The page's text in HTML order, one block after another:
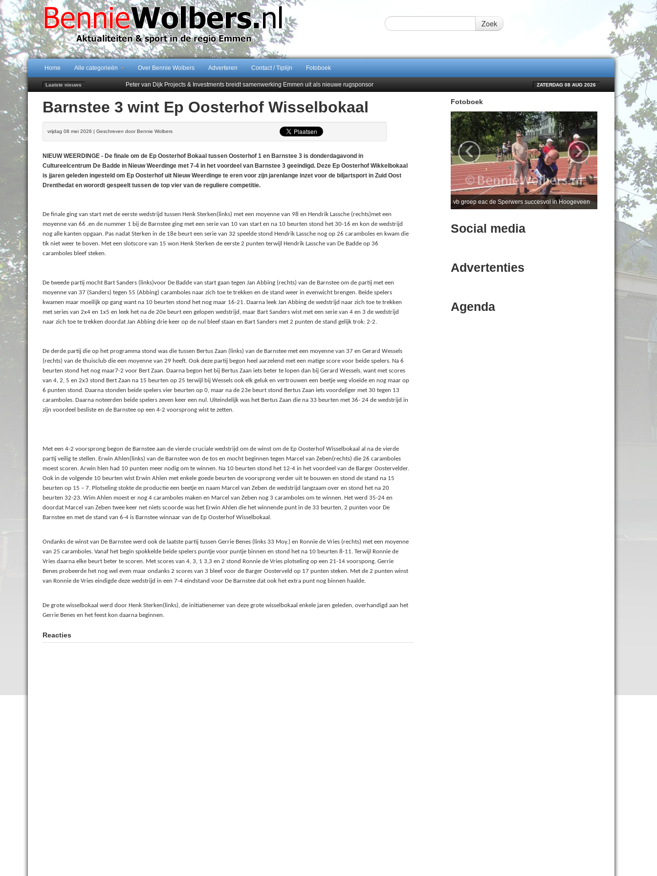
Zoek
Home Alle categorieën Over Bennie Wolbers Adverteren Contact / Tiplijn Fotoboek
Laatste nieuws
Peter van Dijk Projects & Investments breidt samenwerking Emmen uit als nieuwe rugsponsor
102 kaarsen voor eeuwling Mieke Sijbom-Maatje
Emmen wint op Open Dag overtuigend van Almere City
Treffer van Quispel bezorgt FC Emmen droomstart
ZATERDAG 08 AUG 2026
Barnstee 3 wint Ep Oosterhof Wisselbokaal
vrijdag 08 mei 2026 | Geschreven door Bennie Wolbers
NIEUW WEERDINGE - De finale om de Ep Oosterhof Bokaal tussen Oosterhof 1 en Barnstee 3 is donderdagavond in
Cultureelcentrum De Badde in Nieuw Weerdinge met 7-4 in het voordeel van Barnstee 3 geeindigd. Deze Ep Oosterhof Wikkelbokaal
is jjaren geleden ingesteld om Ep Oosterhof uit Nieuw Weerdinge te eren voor zijn jarenlange inzet voor de biljartsport in Zuid Oost
Drenthedat en worordt gespeelt tussen de top vier van de reguliere competitie.
De finale ging van start met de eerste wedstrijd tussen Henk Sterken(links) met een moyenne van 98 en Hendrik Lassche (rechts)met een
moyenne van 66 .en de nummer 1 bij de Barnstee ging met een serie van 10 van start en na 10 beurten stond het 30-16 en kon de wedstrijd
nog alle kanten opgaan. Pas nadat Sterken in de 18e beurt een serie van 32 speelde stond Hendrik Lassche nog op 26 caramboles en kwam die
tik niet weer te boven. Met een slotscore van 15 won Henk Sterken de eerste 2 punten terwijl Hendrik Lassche van De Badde op 36
caramboles bleef steken.
De tweede partij mocht Bart Sanders (links)voor De Badde van start gaan tegen Jan Abbing (rechts) van de Barnstee om de partij met een
moyenne van 37 (Sanders) tegen 55 (Abbing) caramboles naar zich toe te trekken en de stand weer in evenwicht brengen. Beide spelers
kwamen maar moeilijk op gang want na 10 beurten stond het nog maar 16-21. Daarna leek Jan Abbing de wedstrijd naar zich toe te trekken
met series van 2x4 en 1x5 en leek het na de 20e beurt een gelopen wedstrijd, maar Bart Sanders wist met een serie van 4 en 3 de wedstrijd
naar zich toe te trekken doordat Jan Abbing drie keer op de nul bleef staan en Bart Sanders met 2 punten de stand gelijk trok: 2-2.
De derde partij die op het programma stond was die tussen Bertus Zaan (links) van de Barnstee met een moyenne van 37 en Gerard Wessels
(rechts) van de thuisclub die een moyenne van 29 heeft. Ook deze partij begon heel aarzelend met een matige score voor beide spelers. Na 6
beurten stond het nog maar7-2 voor Bert Zaan. Daarna begon het bij Bertus Zaan iets beter te lopen dan bij Gerard Wessels, want met scores
van 4, 2, 5 en 2x3 stond Bert Zaan na 15 beurten op 25 terwijl bij Wessels ook elk geluk en vertrouwen een beetje weg vloeide en nog maar op
6 punten stond. Daarna stonden beide spelers vier beurten op 0, maar na de 23e beurt stond Bertus Zaan iets voordeliger met 30 tegen 13
caramboles. Daarna noteerden beide spelers zeven keer een nul. Uiteindelijk was het Bertus Zaan die na 33 beurten met 36- 24 de wedstrijd in
zijn voordeel besliste en de Barnstee op een 4-2 voorsprong wist te zetten.
Met een 4-2 voorsprong begon de Barnstee aan de vierde cruciale wedstrijd om de winst om de Ep Oosterhof Wisselbokaal al na de vierde
partij veilig te stellen. Erwin Ahlen(links) van de Barnstee won de tos en mocht beginnen tegen Marcel van Zeben(rechts) die 26 caramboles
moest scoren. Arwin hlen had 10 punten meer nodig om te winnen. Na 10 beurten stond het 12-4 in het voordeel van de Barger Oostervelder.
Ook in de volgende 10 beurten wist Erwin Ahlen met enkele goede beurten de voorsprong verder uit te bouwen en stond de stand na 15
beurten op 15 – 7. Plotseling stokte de productie een beetje en naam Marcel van Zeben de wedstrijd langzaam over en stond het na 20
beurten 32-23. Wim Ahlen moest er nog 4 caramboles maken en Marcel van Zeben nog 3 caramboles om te winnen. Het werd 35-24 en
doordat Marcel van Zeben twee keer net niets scoorde was het Erwin Ahlen die het winnende punt in de 33 beurten, 2 punten voor De
Barnstee en met de stand van 6-4 is Barnstee winnaar van de Ep Oosterhof Wisselbokaal.
Ondanks de winst van De Barnstee werd ook de laatste partij tussen Gerrie Benes (links 33 Moy.) en Ronnie de Vries (rechts) met een moyenne
van 25 caramboles. Vanaf het begin spokkelde beide spelers puntje voor puntje binnen en stond het na 10 beurten 8-11. Terwijl Ronnie de
Vries daarna elke beurt beter te scoren. Met scores van 4, 3, 1 3,3 en 2 stond Ronnie de Vries plotseling op een 21-14 voorspong. Gerrie
Benes probeerde het nog wel even maar ondanks 2 scores van 3 bleef voor de Barger Oosterveld op 17 punten steken. Met de 2 punten winst
van Ronnie de Vries eindigde deze wedstrijd in een 7-4 eindstand voor De Barnstee dat ook het extra punt nog binnen haalde.
De grote wisselbokaal werd door Henk Sterken(links), de initiatienemer van deze grote wisselbokaal enkele jaren geleden, overhandigd aan het
Gerrie Benes en het feest kon daarna beginnen.
Reacties
Fotoboek
vb groep eac de Sperwers succesvol in Hoogeveen
‹ ›
Social media
Advertenties
Agenda